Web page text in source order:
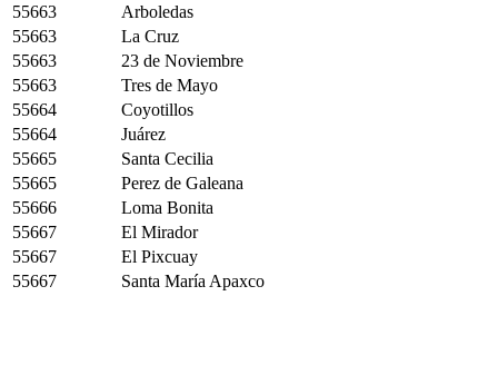
55663
Arboledas
55663
La Cruz
55663
23 de Noviembre
55663
Tres de Mayo
55664
Coyotillos
55664
Juárez
55665
Santa Cecilia
55665
Perez de Galeana
55666
Loma Bonita
55667
El Mirador
55667
El Pixcuay
55667
Santa María Apaxco